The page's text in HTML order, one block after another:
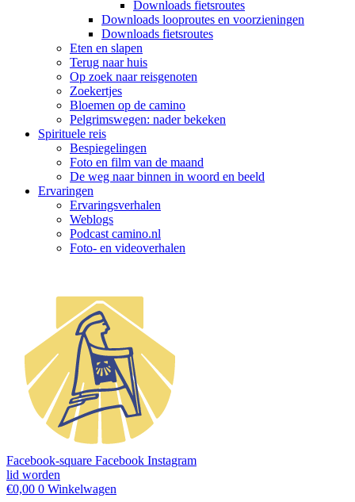
Downloads fietsroutes
Downloads looproutes en voorzieningen
Downloads fietsroutes
Eten en slapen
Terug naar huis
Op zoek naar reisgenoten
Zoekertjes
Bloemen op de camino
Pelgrimswegen: nader bekeken
Spirituele reis
Bespiegelingen
Foto en film van de maand
De weg naar binnen in woord en beeld
Ervaringen
Ervaringsverhalen
Weblogs
Podcast camino.nl
Foto- en videoverhalen
Facebook-square Facebook Instagram
lid worden
€0,00 0 Winkelwagen